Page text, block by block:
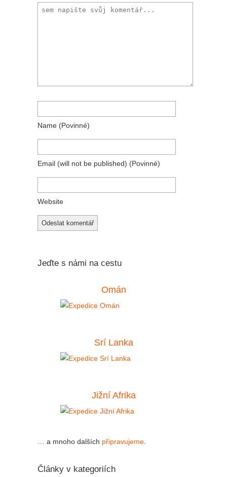
Name (povinné)
Email (will not be published) (povinné)
Website
Jeďte s námi na cestu
Omán
Srí Lanka
Jižní Afrika
… a mnoho dalších připravujeme
Články v kategoriích